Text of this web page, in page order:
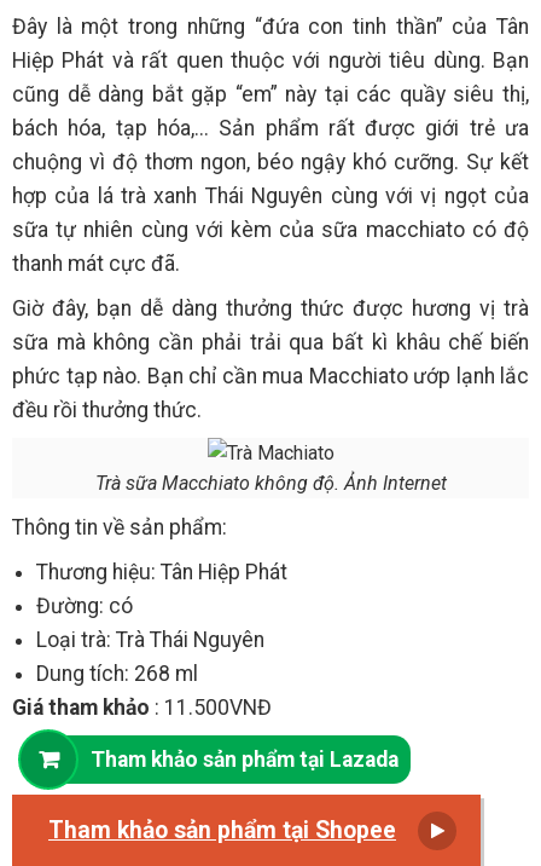
Đây là một trong những “đứa con tinh thần” của Tân
Hiệp Phát và rất quen thuộc với người tiêu dùng. Bạn
cũng dễ dàng bắt gặp “em” này tại các quầy siêu thị,
bách hóa, tạp hóa,... Sản phẩm rất được giới trẻ ưa
chuộng vì độ thơm ngon, béo ngậy khó cưỡng. Sự kết
hợp của lá trà xanh Thái Nguyên cùng với vị ngọt của
sữa tự nhiên cùng với kèm của sữa macchiato có độ
thanh mát cực đã.
Giờ đây, bạn dễ dàng thưởng thức được hương vị trà
sữa mà không cần phải trải qua bất kì khâu chế biến
phức tạp nào. Bạn chỉ cần mua Macchiato ướp lạnh lắc
đều rồi thưởng thức.
Trà sữa Macchiato không độ. Ảnh Internet
Thông tin về sản phẩm:
Thương hiệu: Tân Hiệp Phát
Đường: có
Loại trà: Trà Thái Nguyên
Dung tích: 268 ml
Giá tham khảo : 11.500VNĐ
Tham khảo sản phẩm tại Lazada
Tham khảo sản phẩm tại Shopee